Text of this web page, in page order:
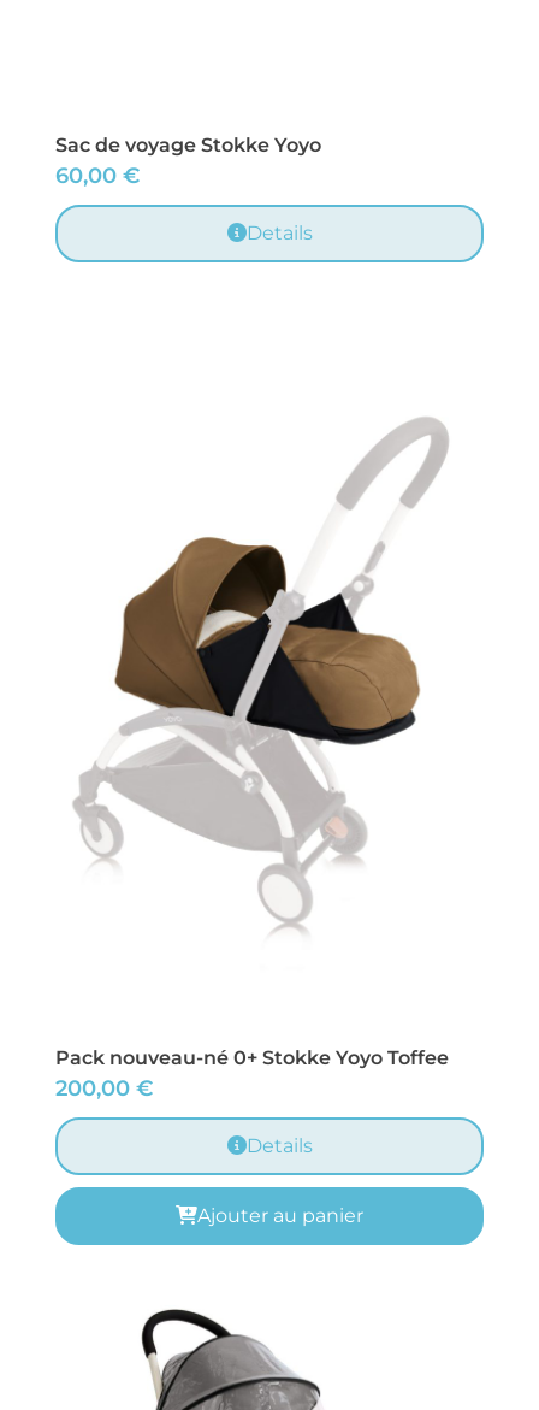
Sac de voyage Stokke Yoyo
60,00 €
Details
Pack nouveau-né 0+ Stokke Yoyo Toffee
200,00 €
Details
Ajouter au panier